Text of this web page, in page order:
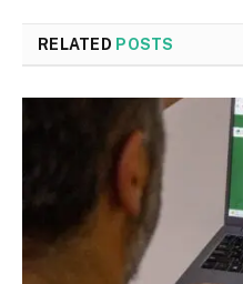
RELATED POSTS